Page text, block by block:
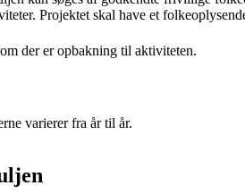
Projektet skal have et
der er opbakning til aktiviteten.
varierer fra år til år.